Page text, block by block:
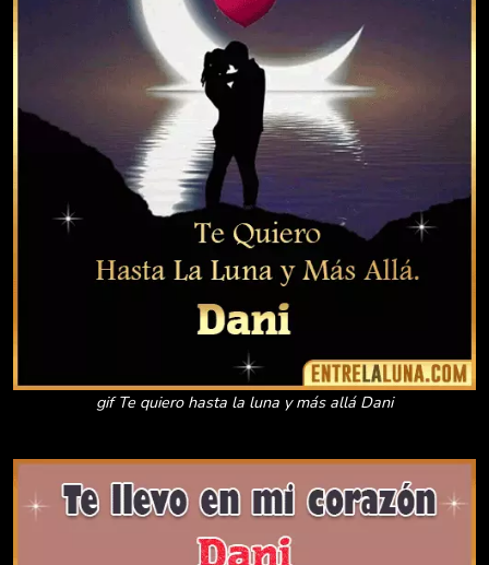
gif Te quiero hasta la luna y más allá Dani